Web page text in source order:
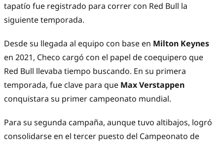
tapatío fue registrado para correr con Red Bull la
siguiente temporada.
Desde su llegada al equipo con base en Milton Keynes
en 2021, Checo cargó con el papel de coequipero que
Red Bull llevaba tiempo buscando. En su primera
temporada, fue clave para que Max Verstappen
conquistara su primer campeonato mundial.
Para su segunda campaña, aunque tuvo altibajos, logró
consolidarse en el tercer puesto del Campeonato de